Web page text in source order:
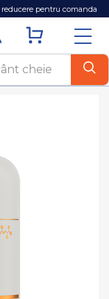
reducere pentru comanda